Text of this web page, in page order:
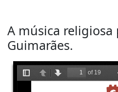
A música
Guimarães.